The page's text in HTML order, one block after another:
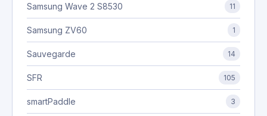
Samsung Wave 2 S8530 11
Samsung ZV60 1
Sauvegarde 14
SFR 105
smartPaddle 3